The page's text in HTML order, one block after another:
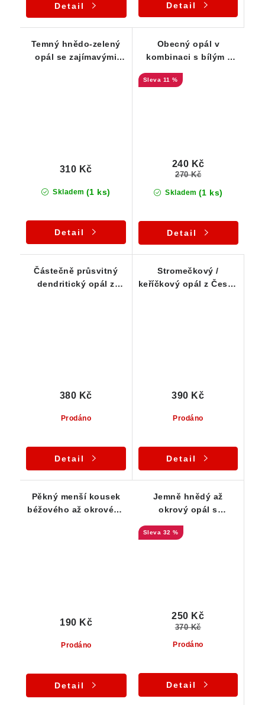
Detail Detail
Temný hnědo-zelený
opál se zajímavými
Skladem (1 ks)
310 Kč
Detail
Obecný opál v
kombinaci s bílým -
11 %
Skladem (1 ks)
240 Kč
270 Kč
Detail
Částečně průsvitný
dendritický opál z
Prodáno
380 Kč
Detail
Stromečkový /
keříčkový opál z České
Prodáno
390 Kč
Detail
Pěkný menší kousek
béžového až okrového
Prodáno
190 Kč
Detail
Jemně hnědý až
okrový opál s
32 %
Prodáno
250 Kč
370 Kč
Detail